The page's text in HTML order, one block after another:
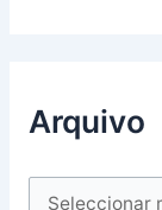
Arquivo